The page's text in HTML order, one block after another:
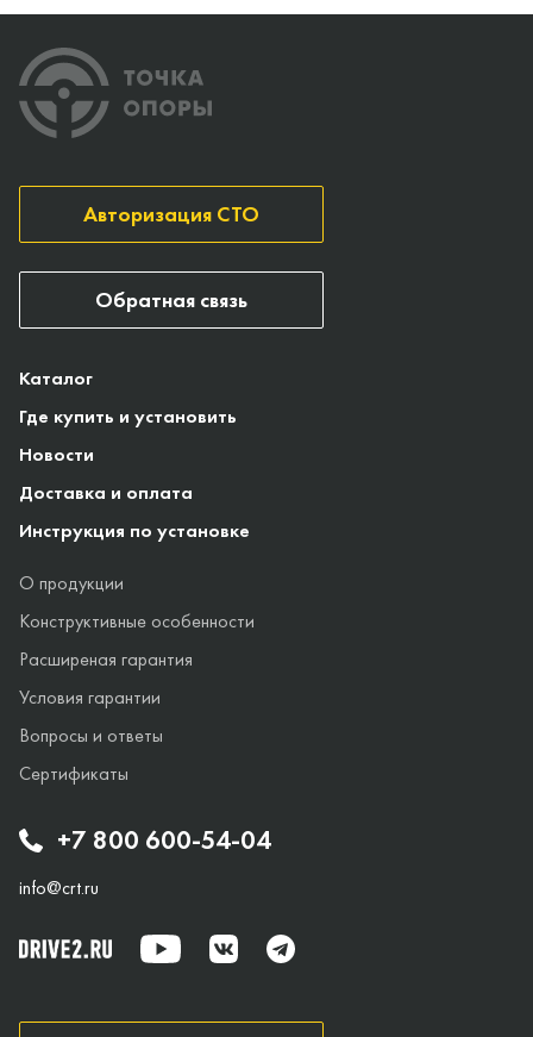
+7 800 600-54-04
info@crt.ru
Каталог
Где купить и установить
Новости
Доставка и оплата
Инструкция по установке
О продукции
Конструктивные особенности
Расширеная гарантия
Условия гарантии
Вопросы и ответы
Сертификаты
Авторизация СТО
Обратная связь